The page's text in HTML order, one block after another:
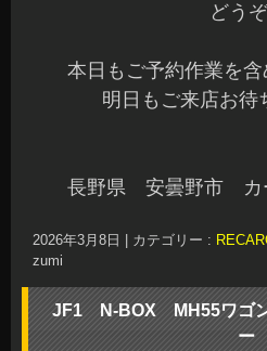
どう
本日もご予約作業を含
明日もご来店お待
長野県 安曇野市 カ
2026年3月8日 カテゴリー :
zumi
JF1 N-BOX MH55ワゴ
ー